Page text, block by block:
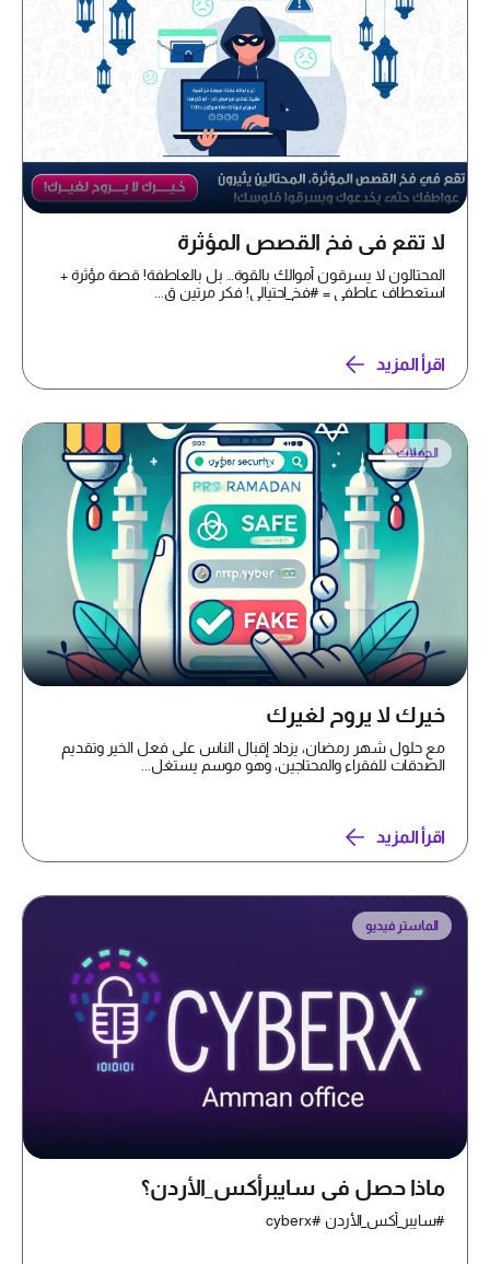
لا تقع في فخ القصص المؤثرة
المحتالون لا يسرقون أموالك بالقوة… بل بالعاطفة! قصة مؤثرة +
استعطاف عاطفي = #فخ_احتيالي! فكر مرتين ق...
اقرأ المزيد
الحملات
خيرك لا يروح لغيرك
مع حلول شهر رمضان، يزداد إقبال الناس على فعل الخير وتقديم
الصدقات للفقراء والمحتاجين، وهو موسم يستغل...
اقرأ المزيد
الماستر فيديو
ماذا حصل في سايبرأكس_الأردن؟
#سايبر_أكس_الأردن #cyberx